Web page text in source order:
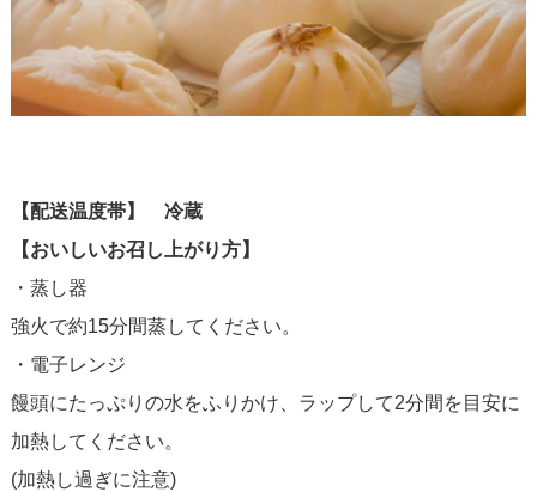
【配送温度帯】 冷蔵
【おいしいお召し上がり方】
・蒸し器
強火で約15分間蒸してください。
・電子レンジ
饅頭にたっぷりの水をふりかけ、ラップして2分間を目安に
加熱してください。
(加熱し過ぎに注意)